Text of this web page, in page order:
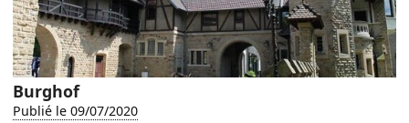
Burghof
Publié le 09/07/2020